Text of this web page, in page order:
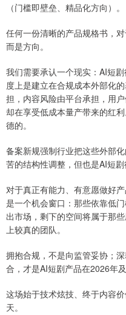
（门槛即壁垒、精品化方向）。
任何一份清晰的产品规格书，
而是方向。
我们需要承认一个现实：AI短
度上是建立在合规成本外部化
担，内容风险由平台承担，用
却在享受低成本量产带来的红
德的。
备案新规强制行业把这些外部
苦的结构性调整，但也是AI短剧
对于真正有能力、有意愿做好
是一个机会窗口：那些依靠低
出市场，剩下的空间将属于那
上较真的团队。
拥抱合规，不是向监管妥协；
合，才是AI短剧产品在2026年
这场始于技术炫技、终于内容
天。